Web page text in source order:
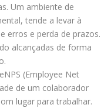
Um ambiente de
tende a levar à
erros e perda de prazos.
alcançadas de forma
(Employee Net
de um colaborador
lugar para trabalhar.